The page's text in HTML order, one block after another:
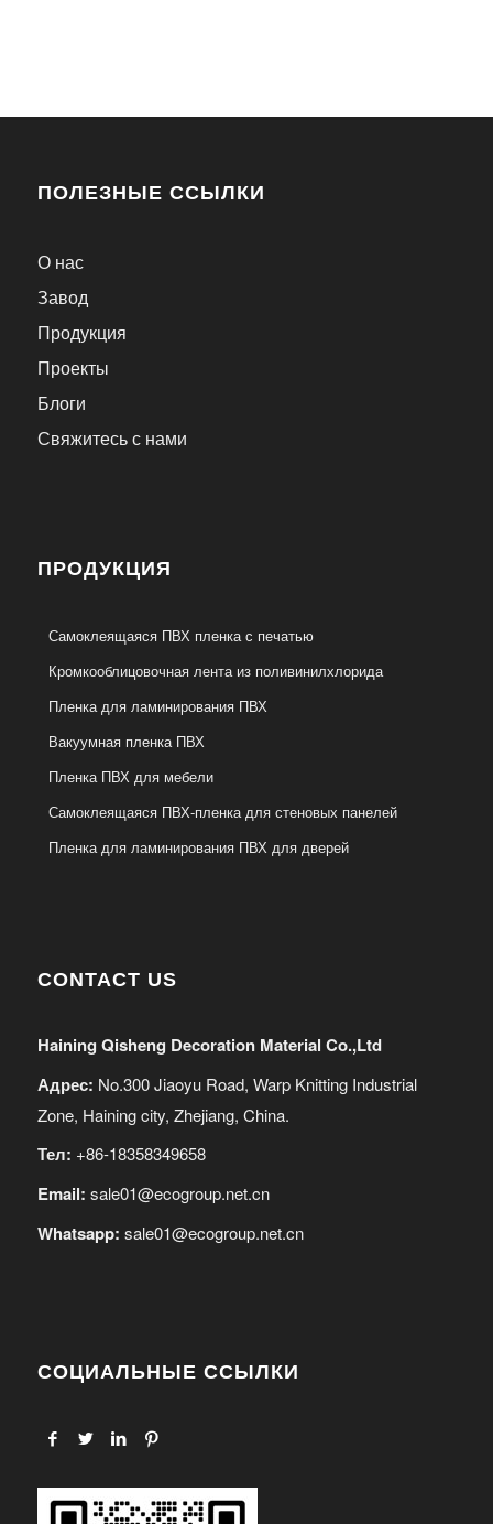
ПОЛЕЗНЫЕ ССЫЛКИ
О нас
Завод
Продукция
Проекты
Блоги
Свяжитесь с нами
ПРОДУКЦИЯ
Самоклеящаяся ПВХ пленка с печатью
Кромкооблицовочная лента из поливинилхлорида
Пленка для ламинирования ПВХ
Вакуумная пленка ПВХ
Пленка ПВХ для мебели
Самоклеящаяся ПВХ-пленка для стеновых панелей
Пленка для ламинирования ПВХ для дверей
CONTACT US
Haining Qisheng Decoration Material Co.,Ltd
Адрес: No.300 Jiaoyu Road, Warp Knitting Industrial
Zone, Haining city, Zhejiang, China.
Тел: +86-18358349658
Email: sale01@ecogroup.net.cn
Whatsapp: sale01@ecogroup.net.cn
СОЦИАЛЬНЫЕ ССЫЛКИ